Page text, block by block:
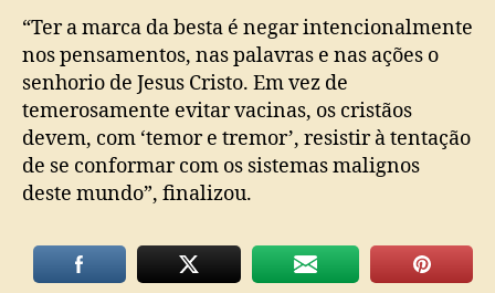
“Ter a marca da besta é negar intencionalmente
nos pensamentos, nas palavras e nas ações o
senhorio de Jesus Cristo. Em vez de
temerosamente evitar vacinas, os cristãos
devem, com ‘temor e tremor’, resistir à tentação
de se conformar com os sistemas malignos
deste mundo”, finalizou.